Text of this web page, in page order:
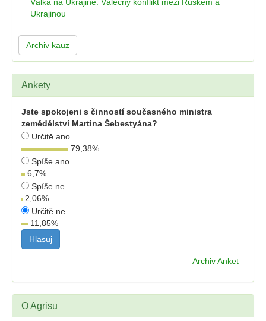
Válka na Ukrajině: Válečný konflikt mezi Ruskem a
Ukrajinou
Archiv kauz
Ankety
Jste spokojeni s činností současného ministra
zemědělství Martina Šebestyána?
Určitě ano
79,38%
Spíše ano
6,7%
Spíše ne
2,06%
Určitě ne
11,85%
Archiv Anket
O Agrisu